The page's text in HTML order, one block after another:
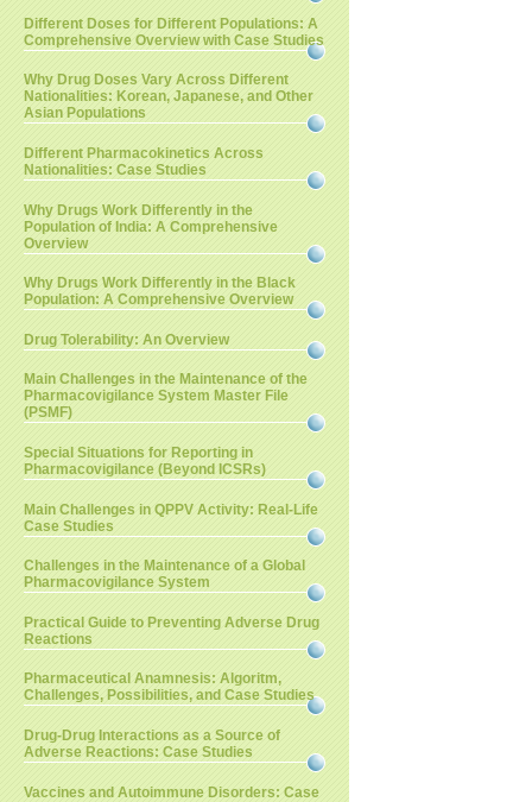
Different Doses for Different Populations: A
Comprehensive Overview with Case Studies
Why Drug Doses Vary Across Different
Nationalities: Korean, Japanese, and Other
Asian Populations
Different Pharmacokinetics Across
Nationalities: Case Studies
Why Drugs Work Differently in the
Population of India: A Comprehensive
Overview
Why Drugs Work Differently in the Black
Population: A Comprehensive Overview
Drug Tolerability: An Overview
Main Challenges in the Maintenance of the
Pharmacovigilance System Master File
(PSMF)
Special Situations for Reporting in
Pharmacovigilance (Beyond ICSRs)
Main Challenges in QPPV Activity: Real-Life
Case Studies
Challenges in the Maintenance of a Global
Pharmacovigilance System
Practical Guide to Preventing Adverse Drug
Reactions
Pharmaceutical Anamnesis: Algoritm,
Challenges, Possibilities, and Case Studies
Drug-Drug Interactions as a Source of
Adverse Reactions: Case Studies
Vaccines and Autoimmune Disorders: Case